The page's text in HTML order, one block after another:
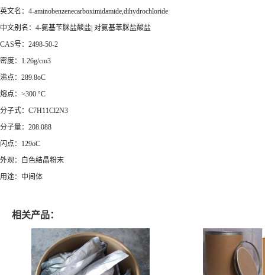
英文名：4-aminobenzenecarboximidamide,dihydrochloride
中文别名：4-氨基苄脒盐酸盐| 对氨基苯脒盐酸盐
CAS号：2498-50-2
密度：1.26g/cm3
沸点：289.8oC
熔点：>300 °C
分子式：C7H11Cl2N3
分子量：208.088
闪点：129oC
外观：白色结晶粉末
用途：中间体
相关产品：